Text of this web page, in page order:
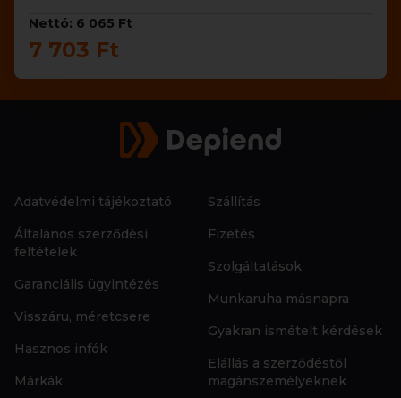
Nettó: 6 065 Ft
7 703 Ft
Adatvédelmi tájékoztató
Általános szerződési
feltételek
Garanciális ügyintézés
Visszáru, méretcsere
Hasznos infók
Márkák
Szállítás
Fizetés
Szolgáltatások
Munkaruha másnapra
Gyakran ismételt kérdések
Elállás a szerződéstől
magánszemélyeknek